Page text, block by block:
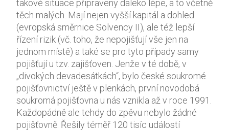
takové situace připraveny daleko lépe, a to včetně
těch malých. Mají nejen vyšší kapitál a dohled
(evropská směrnice Solvency II), ale též lepší
řízení rizik (vč. toho, že nepojišťují vše jen na
jednom místě) a také se pro tyto případy samy
pojišťují u tzv. zajišťoven. Jenže v té době, v
„divokých devadesátkách“, bylo české soukromé
pojišťovnictví ještě v plenkách, první novodobá
soukromá pojišťovna u nás vznikla až v roce 1991.
Každopádně ale tehdy do zpěvu nebylo žádné
pojišťovně. Řešily téměř 120 tisíc událostí